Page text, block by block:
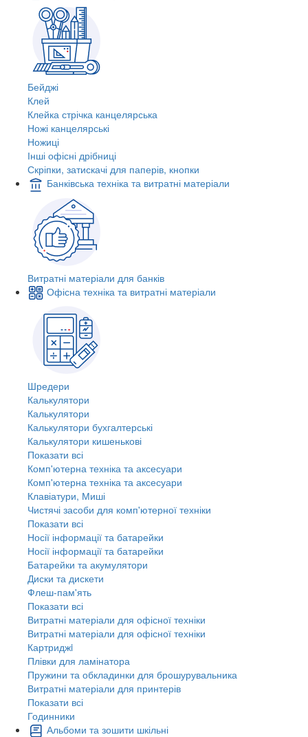
Бейджі
Клей
Клейка стрічка канцелярська
Ножі канцелярські
Ножиці
Інші офісні дрібниці
Скріпки, затискачі для паперів, кнопки
Банківська техніка та витратні матеріали
Витратні матеріали для банків
Офісна техніка та витратні матеріали
Шредери
Калькулятори
Калькулятори
Калькулятори бухгалтерські
Калькулятори кишенькові
Показати всі
Комп'ютерна техніка та аксесуари
Комп'ютерна техніка та аксесуари
Клавіатури, Миші
Чистячі засоби для комп'ютерної техніки
Показати всі
Носії інформації та батарейки
Носії інформації та батарейки
Батарейки та акумулятори
Диски та дискети
Флеш-пам'ять
Показати всі
Витратні матеріали для офісної техніки
Витратні матеріали для офісної техніки
Картриджi
Плівки для ламінатора
Пружини та обкладинки для брошурувальника
Витратні матеріали для принтерів
Показати всі
Годинники
Альбоми та зошити шкільні